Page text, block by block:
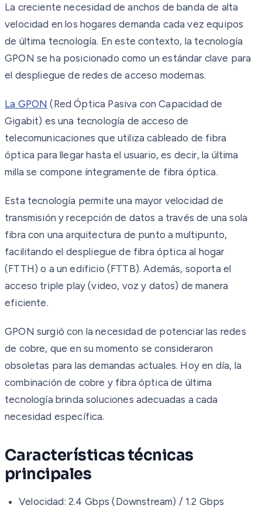
La creciente necesidad de anchos de banda de alta
velocidad en los hogares demanda cada vez equipos
de última tecnología. En este contexto, la tecnología
GPON se ha posicionado como un estándar clave para
el despliegue de redes de acceso modernas.
La GPON (Red Óptica Pasiva con Capacidad de
Gigabit) es una tecnología de acceso de
telecomunicaciones que utiliza cableado de fibra
óptica para llegar hasta el usuario, es decir, la última
milla se compone íntegramente de fibra óptica.
Esta tecnología permite una mayor velocidad de
transmisión y recepción de datos a través de una sola
fibra con una arquitectura de punto a multipunto,
facilitando el despliegue de fibra óptica al hogar
(FTTH) o a un edificio (FTTB). Además, soporta el
acceso triple play (video, voz y datos) de manera
eficiente.
GPON surgió con la necesidad de potenciar las redes
de cobre, que en su momento se consideraron
obsoletas para las demandas actuales. Hoy en día, la
combinación de cobre y fibra óptica de última
tecnología brinda soluciones adecuadas a cada
necesidad específica.
Características técnicas
principales
Velocidad: 2.4 Gbps (Downstream) / 1.2 Gbps